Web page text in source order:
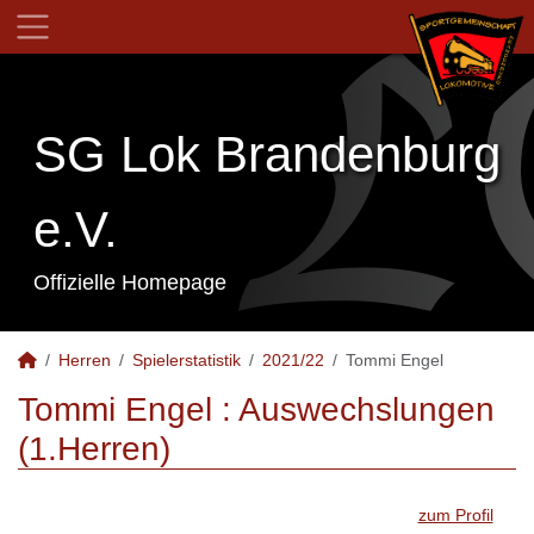
SG Lok Brandenburg
e.V.
Offizielle Homepage
Herren Spielerstatistik 2021/22 Tommi Engel
Tommi Engel : Auswechslungen
(1.Herren)
zum Profil